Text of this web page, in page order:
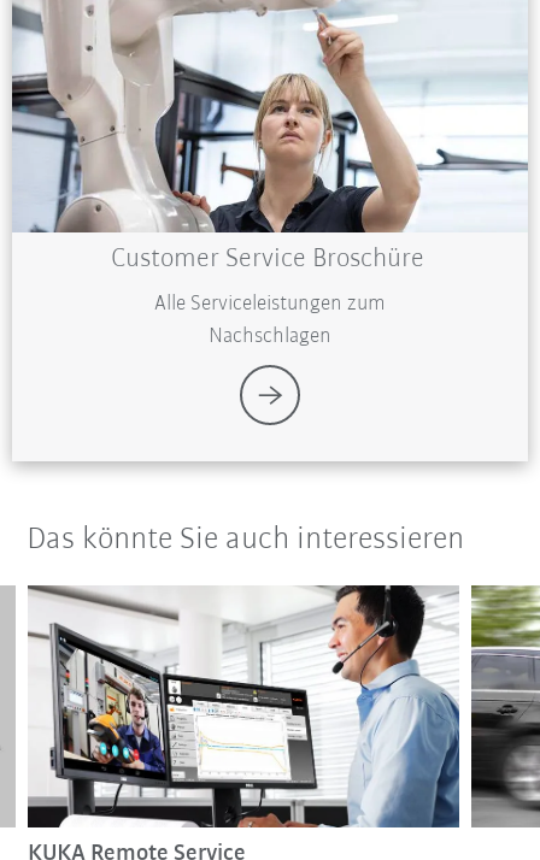
Customer Service Broschüre
Alle Serviceleistungen zum
Nachschlagen
Das könnte Sie auch interessieren
KUKA Remote Service